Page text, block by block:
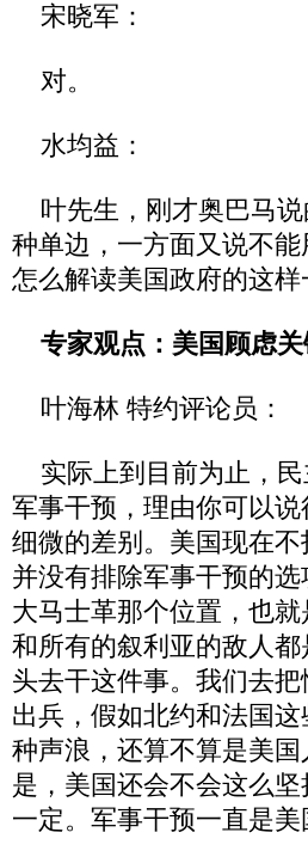
宋晓军：
对。
水均益：
叶先生，刚才奥巴马说
种单边，一方面又说不
怎么解读美国政府的这样
专家观点：美国顾虑
叶海林 特约评论员：
实际上到目前为止，民
军事干预，理由你可以
细微的差别。美国现在
并没有排除军事干预的
大马士革那个位置，也
和所有的叙利亚的敌人
头去干这件事。我们去
出兵，假如北约和法国
种声浪，还算不算是美
是，美国还会不会这么
一定。军事干预一直是